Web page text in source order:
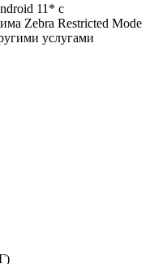
11* с
Zebra Restricted Mode
услугами